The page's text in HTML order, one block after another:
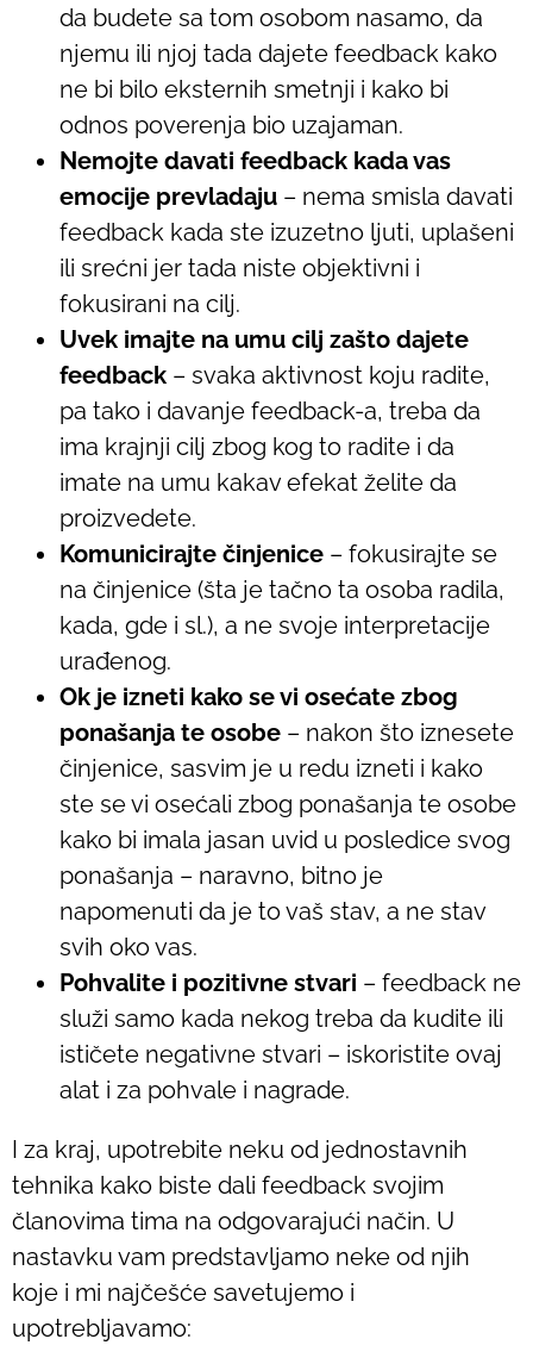
da budete sa tom osobom nasamo, da
njemu ili njoj tada dajete feedback kako
ne bi bilo eksternih smetnji i kako bi
odnos poverenja bio uzajaman.
Nemojte davati feedback kada vas
emocije prevladaju – nema smisla davati
feedback kada ste izuzetno ljuti, uplašeni
ili srećni jer tada niste objektivni i
fokusirani na cilj.
Uvek imajte na umu cilj zašto dajete
feedback – svaka aktivnost koju radite,
pa tako i davanje feedback-a, treba da
ima krajnji cilj zbog kog to radite i da
imate na umu kakav efekat želite da
proizvedete.
Komunicirajte činjenice – fokusirajte se
na činjenice (šta je tačno ta osoba radila,
kada, gde i sl.), a ne svoje interpretacije
urađenog.
Ok je izneti kako se vi osećate zbog
ponašanja te osobe – nakon što iznesete
činjenice, sasvim je u redu izneti i kako
ste se vi osećali zbog ponašanja te osobe
kako bi imala jasan uvid u posledice svog
ponašanja – naravno, bitno je
napomenuti da je to vaš stav, a ne stav
svih oko vas.
Pohvalite i pozitivne stvari – feedback ne
služi samo kada nekog treba da kudite ili
ističete negativne stvari – iskoristite ovaj
alat i za pohvale i nagrade.
I za kraj, upotrebite neku od jednostavnih
tehnika kako biste dali feedback svojim
članovima tima na odgovarajući način. U
nastavku vam predstavljamo neke od njih
koje i mi najčešće savetujemo i
upotrebljavamo: